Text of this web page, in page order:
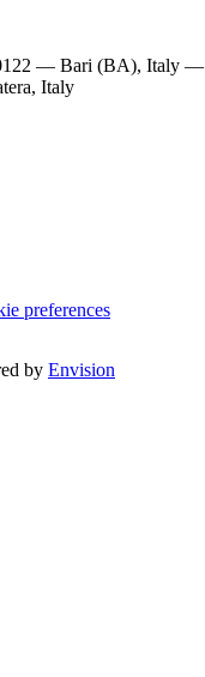
— Bari (BA), Italy —
Italy
preferences
by Envision